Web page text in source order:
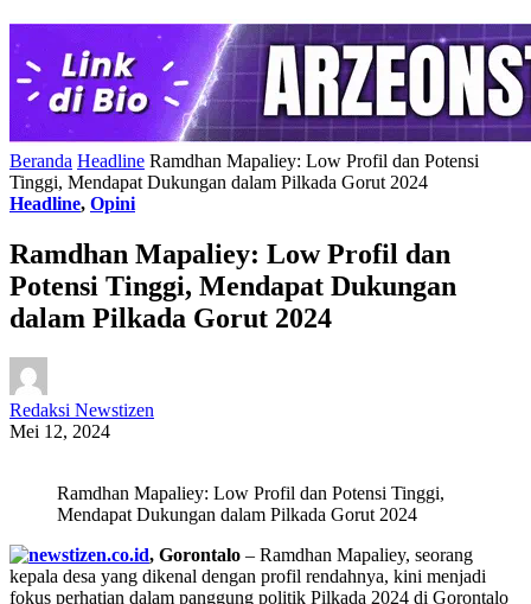
Beranda Headline Ramdhan Mapaliey: Low Profil dan Potensi
Tinggi, Mendapat Dukungan dalam Pilkada Gorut 2024
Headline, Opini
Ramdhan Mapaliey: Low Profil dan
Potensi Tinggi, Mendapat Dukungan
dalam Pilkada Gorut 2024
Redaksi Newstizen
Mei 12, 2024
Ramdhan Mapaliey: Low Profil dan Potensi Tinggi,
Mendapat Dukungan dalam Pilkada Gorut 2024
, Gorontalo – Ramdhan Mapaliey, seorang
kepala desa yang dikenal dengan profil rendahnya, kini menjadi
fokus perhatian dalam panggung politik Pilkada 2024 di Gorontalo